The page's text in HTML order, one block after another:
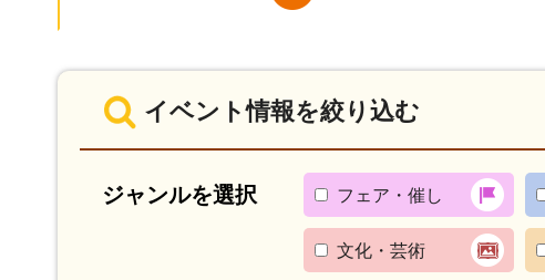
イベント情報を絞り込む
ジャンルを選択 フェア・催し
文化・芸術